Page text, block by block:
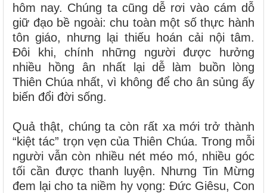
hôm nay. Chúng ta cũng dễ rơi vào cám dỗ
giữ đạo bề ngoài: chu toàn một số thực hành
tôn giáo, nhưng lại thiếu hoán cải nội tâm.
Đôi khi, chính những người được hưởng
nhiều hồng ân nhất lại dễ làm buồn lòng
Thiên Chúa nhất, vì không để cho ân sủng ấy
biến đổi đời sống.
Quả thật, chúng ta còn rất xa mới trở thành
“kiệt tác” trọn vẹn của Thiên Chúa. Trong mỗi
người vẫn còn nhiều nét méo mó, nhiều góc
tối cần được thanh luyện. Nhưng Tin Mừng
đem lại cho ta niềm hy vọng: Đức Giêsu, Con